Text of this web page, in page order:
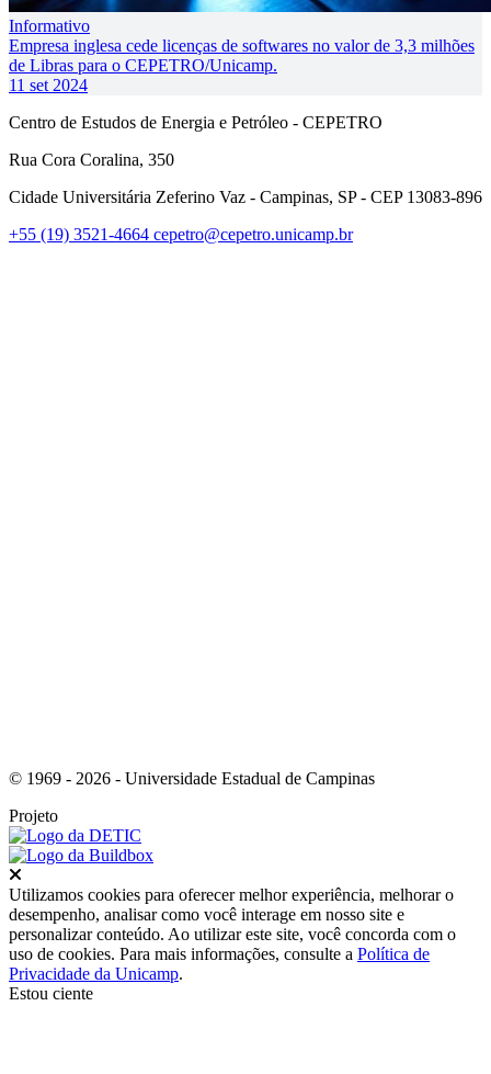
Informativo
Empresa inglesa cede licenças de softwares no valor de 3,3 milhões
de Libras para o CEPETRO/Unicamp.
11 set 2024
Centro de Estudos de Energia e Petróleo - CEPETRO
Rua Cora Coralina, 350
Cidade Universitária Zeferino Vaz - Campinas, SP - CEP 13083-896
+55 (19) 3521-4664 cepetro@cepetro.unicamp.br
© 1969 - 2026 - Universidade Estadual de Campinas
Projeto
Utilizamos cookies para oferecer melhor experiência, melhorar o
desempenho, analisar como você interage em nosso site e
personalizar conteúdo. Ao utilizar este site, você concorda com o
uso de cookies. Para mais informações, consulte a Política de
Privacidade da Unicamp.
Estou ciente